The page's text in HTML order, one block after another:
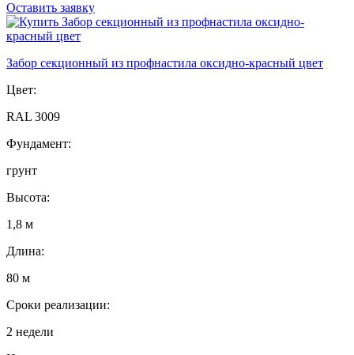
Оставить заявку
Забор секционный из профнастила оксидно-красный цвет
Цвет:
RAL 3009
Фундамент:
грунт
Высота:
1,8 м
Длина:
80 м
Сроки реализации:
2 недели